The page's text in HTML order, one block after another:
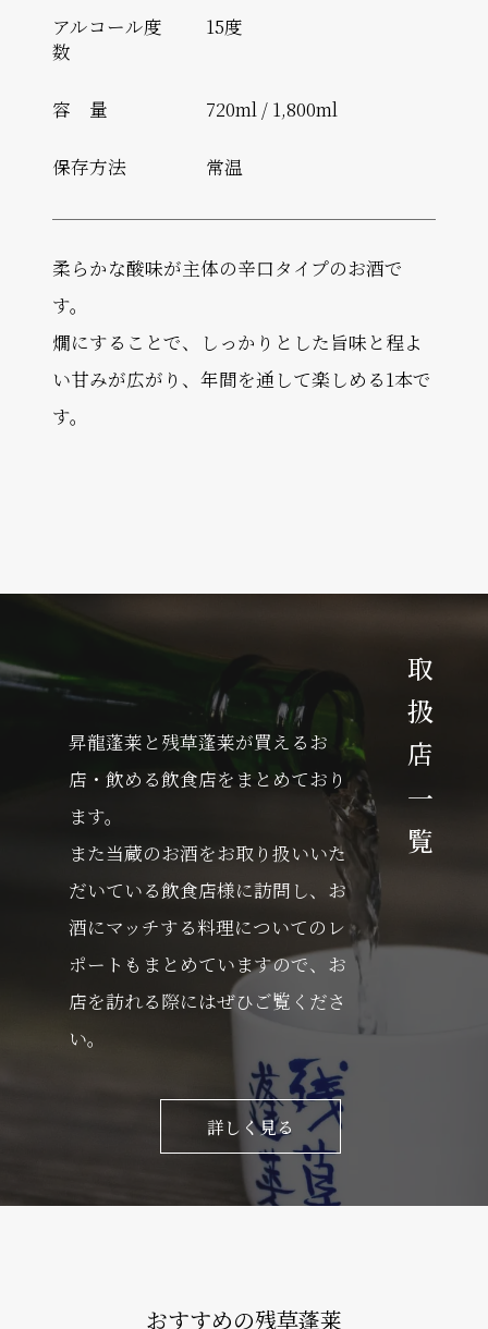
アルコール度
数
15度
容 量 720ml / 1,800ml
保存方法 常温
柔らかな酸味が主体の辛口タイプのお酒で
す。
燗にすることで、しっかりとした旨味と程よ
い甘みが広がり、年間を通して楽しめる1本で
す。
取扱店一覧
昇龍蓬莱と残草蓬莱が買えるお
店・飲める飲食店をまとめており
ます。
また当蔵のお酒をお取り扱いいた
だいている飲食店様に訪問し、お
酒にマッチする料理についてのレ
ポートもまとめていますので、お
店を訪れる際にはぜひご覧くださ
い。
詳しく見る
おすすめの残草蓬莱